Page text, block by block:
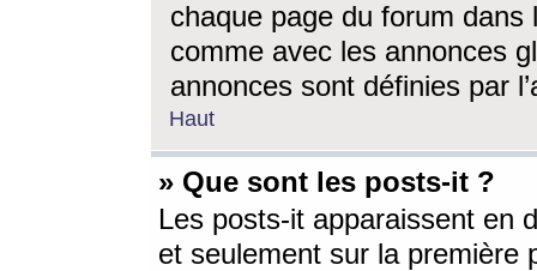
chaque page du forum dans
comme avec les annonces
annonces sont définies par
Haut
» Que sont les posts-it ?
Les posts-it apparaissent en
et seulement sur la première